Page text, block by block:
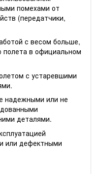
помехами от
(передатчики,
с весом больше,
полета в официальном
с устаревшими
надежными или не
деталями.
или дефектными